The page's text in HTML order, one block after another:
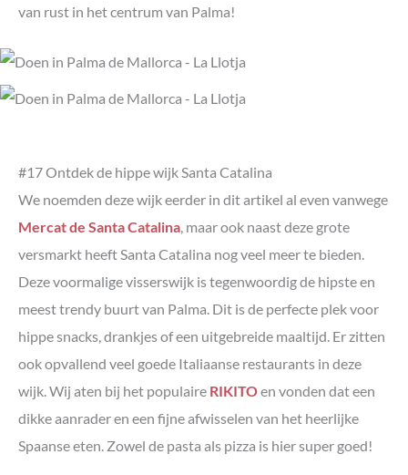
van rust in het centrum van Palma!
#17 Ontdek de hippe wijk Santa Catalina
We noemden deze wijk eerder in dit artikel al even vanwege
Mercat de Santa Catalina, maar ook naast deze grote
versmarkt heeft Santa Catalina nog veel meer te bieden.
Deze voormalige visserswijk is tegenwoordig de hipste en
meest trendy buurt van Palma. Dit is de perfecte plek voor
hippe snacks, drankjes of een uitgebreide maaltijd. Er zitten
ook opvallend veel goede Italiaanse restaurants in deze
wijk. Wij aten bij het populaire RIKITOen vonden dat een
dikke aanrader en een fijne afwisselen van het heerlijke
Spaanse eten. Zowel de pasta als pizza is hier super goed!